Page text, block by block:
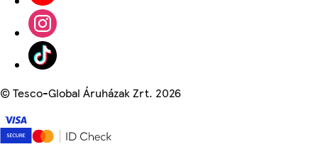
©Tesco-Global Áruházak Zrt. 2026